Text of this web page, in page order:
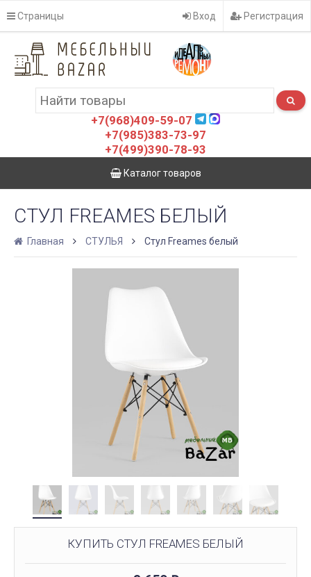
Страницы Вход Регистрация
+7(968)409-59-07
+7(985)383-73-97
+7(499)390-78-93
Каталог товаров
СТУЛ FREAMES БЕЛЫЙ
Главная СТУЛЬЯ Стул Freames белый
КУПИТЬ СТУЛ FREAMES БЕЛЫЙ